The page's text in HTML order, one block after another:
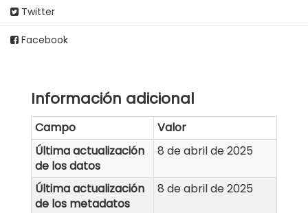
Twitter
Facebook
Información adicional
Campo
Valor
Última actualización
de los datos
8 de abril de 2025
Última actualización
de los metadatos
8 de abril de 2025